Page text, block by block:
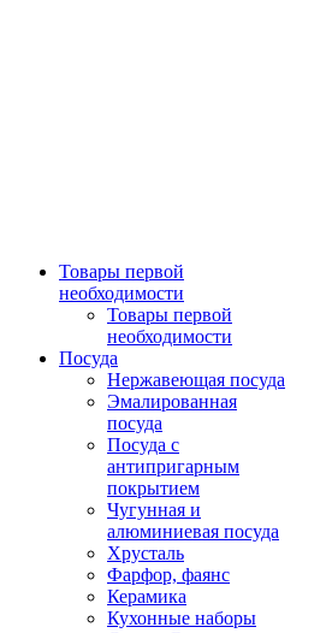
Товары первой
необходимости
Товары первой
необходимости
Посуда
Нержавеющая посуда
Эмалированная
посуда
Посуда с
антипригарным
покрытием
Чугунная и
алюминиевая посуда
Хрусталь
Фарфор, фаянс
Керамика
Кухонные наборы